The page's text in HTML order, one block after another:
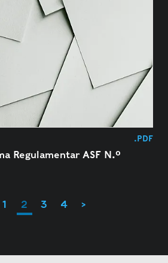
.PDF
Regulamentar ASF N.º
1 2 3 4 >